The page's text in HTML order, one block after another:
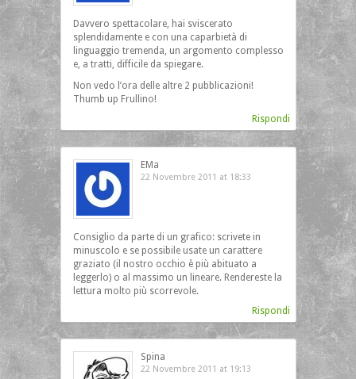
Davvero spettacolare, hai sviscerato
splendidamente e con una caparbietà di
linguaggio tremenda, un argomento complesso
e, a tratti, difficile da spiegare.
Non vedo l’ora delle altre 2 pubblicazioni!
Thumb up Frullino!
Rispondi
EMa
22 Novembre 2011 at 18:33
Consiglio da parte di un grafico: scrivete in
minuscolo e se possibile usate un carattere
graziato (il nostro occhio è più abituato a
leggerlo) o al massimo un lineare. Rendereste la
lettura molto più scorrevole.
Rispondi
Spina
22 Novembre 2011 at 19:13